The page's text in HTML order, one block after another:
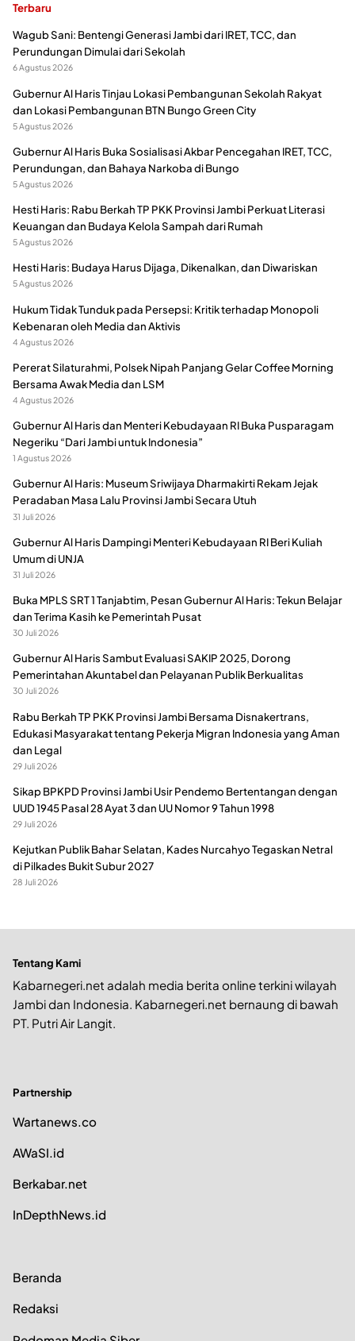
Terbaru
Wagub Sani: Bentengi Generasi Jambi dari IRET, TCC, dan
Perundungan Dimulai dari Sekolah
6 Agustus 2026
Gubernur Al Haris Tinjau Lokasi Pembangunan Sekolah Rakyat
dan Lokasi Pembangunan BTN Bungo Green City
5 Agustus 2026
Gubernur Al Haris Buka Sosialisasi Akbar Pencegahan IRET, TCC,
Perundungan, dan Bahaya Narkoba di Bungo
5 Agustus 2026
Hesti Haris: Rabu Berkah TP PKK Provinsi Jambi Perkuat Literasi
Keuangan dan Budaya Kelola Sampah dari Rumah
5 Agustus 2026
Hesti Haris: Budaya Harus Dijaga, Dikenalkan, dan Diwariskan
5 Agustus 2026
Hukum Tidak Tunduk pada Persepsi: Kritik terhadap Monopoli
Kebenaran oleh Media dan Aktivis
4 Agustus 2026
Pererat Silaturahmi, Polsek Nipah Panjang Gelar Coffee Morning
Bersama Awak Media dan LSM
4 Agustus 2026
Gubernur Al Haris dan Menteri Kebudayaan RI Buka Pusparagam
Negeriku “Dari Jambi untuk Indonesia”
1 Agustus 2026
Gubernur Al Haris: Museum Sriwijaya Dharmakirti Rekam Jejak
Peradaban Masa Lalu Provinsi Jambi Secara Utuh
31 Juli 2026
Gubernur Al Haris Dampingi Menteri Kebudayaan RI Beri Kuliah
Umum di UNJA
31 Juli 2026
Buka MPLS SRT 1 Tanjabtim, Pesan Gubernur Al Haris: Tekun Belajar
dan Terima Kasih ke Pemerintah Pusat
30 Juli 2026
Gubernur Al Haris Sambut Evaluasi SAKIP 2025, Dorong
Pemerintahan Akuntabel dan Pelayanan Publik Berkualitas
30 Juli 2026
Rabu Berkah TP PKK Provinsi Jambi Bersama Disnakertrans,
Edukasi Masyarakat tentang Pekerja Migran Indonesia yang Aman
dan Legal
29 Juli 2026
Sikap BPKPD Provinsi Jambi Usir Pendemo Bertentangan dengan
UUD 1945 Pasal 28 Ayat 3 dan UU Nomor 9 Tahun 1998
29 Juli 2026
Kejutkan Publik Bahar Selatan, Kades Nurcahyo Tegaskan Netral
di Pilkades Bukit Subur 2027
28 Juli 2026
Tentang Kami
Kabarnegeri.net adalah media berita online terkini wilayah
Jambi dan Indonesia. Kabarnegeri.net bernaung di bawah
PT. Putri Air Langit.
Partnership
Wartanews.co
AWaSI.id
Berkabar.net
InDepthNews.id
Beranda
Redaksi